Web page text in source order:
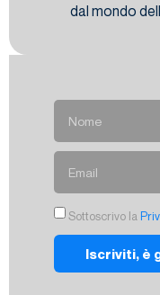
dal mondo
Sottoscrivo la
Iscriviti, è